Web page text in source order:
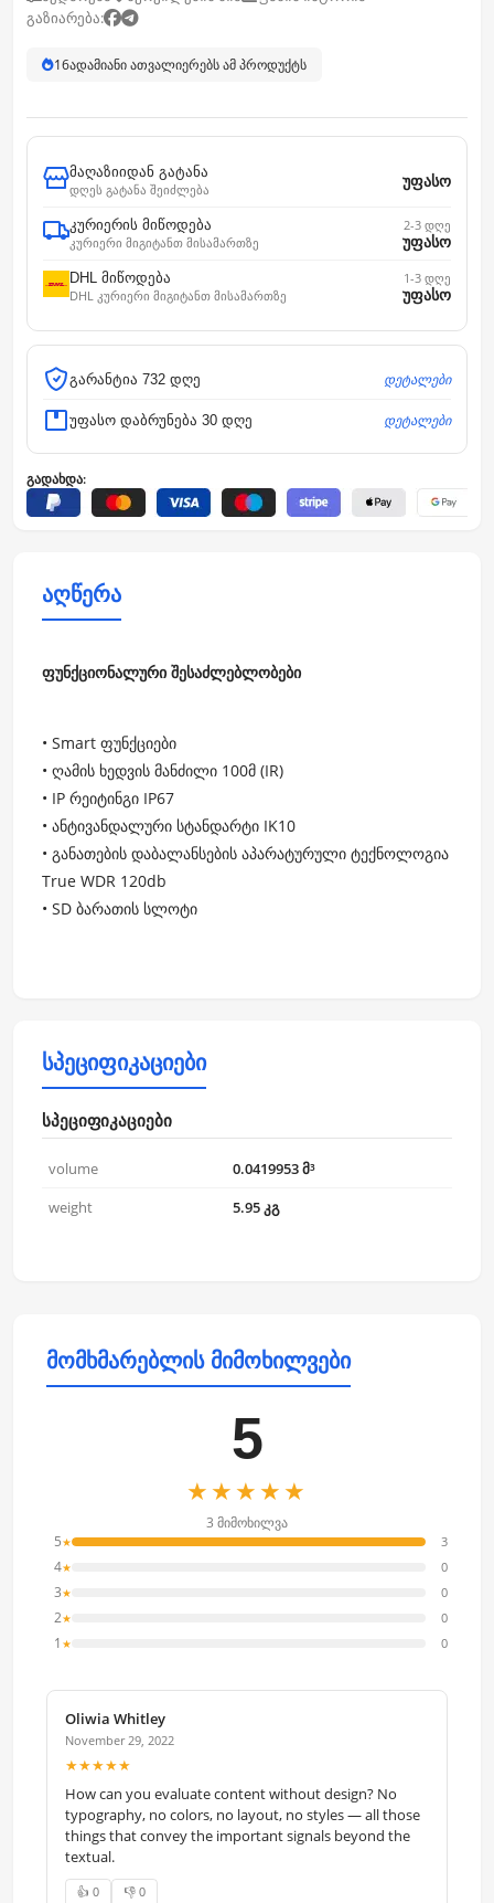
გაზიარება:
15ადამიანი ათვალიერებს ამ პროდუქტს
მაღაზიიდან გატანა
დღეს გატანა შეიძლება
უფასო
კურიერის მიწოდება
კურიერი მიგიტანთ მისამართზე
2-3 დღე
უფასო
DHL მიწოდება
DHL კურიერი მიგიტანთ მისამართზე
1-3 დღე
უფასო
გარანტია 732 დღე დეტალები
უფასო დაბრუნება 30 დღე დეტალები
გადახდა:
აღწერა
ფუნქციონალური შესაძლებლობები
• Smart ფუნქციები
• ღამის ხედვის მანძილი 100მ (IR)
• IP რეიტინგი IP67
• ანტივანდალური სტანდარტი IK10
• განათების დაბალანსების აპარატურული ტექნოლოგია
True WDR 120db
• SD ბარათის სლოტი
სპეციფიკაციები
სპეციფიკაციები
volume
0.0419953 მ³
weight
5.95 კგ
მომხმარებლის მიმოხილვები
5
★★★★★
3 მიმოხილვა
5★ 3
4★ 0
3★ 0
2★ 0
1 ★ 0
Oliwia Whitley
November 29, 2022
★★★★★
How can you evaluate content without design? No
typography, no colors, no layout, no styles — all those
things that convey the important signals beyond the
textual.
👍 0 👎 0